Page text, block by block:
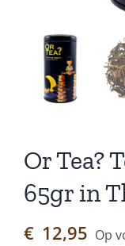
Or Tea?
65gr in
€ 12,95 Op